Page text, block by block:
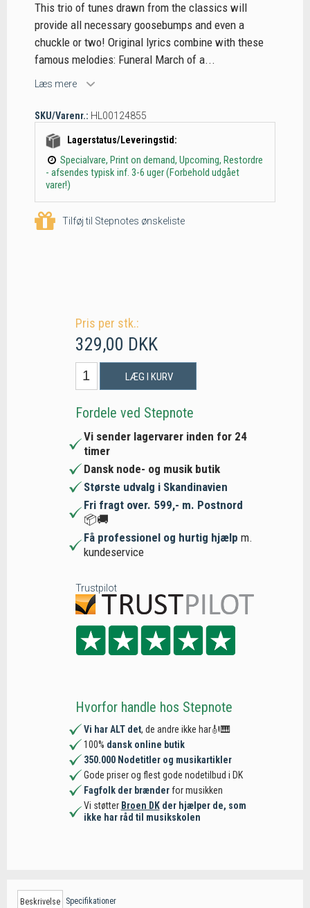
This trio of tunes drawn from the classics will
provide all necessary goosebumps and even a
chuckle or two! Original lyrics combine with these
famous melodies: Funeral March of a...
Læs mere
SKU/Varenr.: HL00124855
Lagerstatus/Leveringstid:
Specialvare, Print on demand, Upcoming, Restordre
- afsendes typisk inf. 3-6 uger (Forbehold udgået
varer!)
Tilføj til Stepnotes ønskeliste
Pris per stk.:
329,00 DKK
LÆG I KURV
Fordele ved Stepnote
Vi sender lagervarer inden for 24
timer
Dansk node- og musik butik
Største udvalg i Skandinavien
Fri fragt over. 599,- m. Postnord
📦🚚
Få professionel og hurtig hjælp m.
kundeservice
Trustpilot
Hvorfor handle hos Stepnote
Vi har ALT det, de andre ikke har🎻🎹
100% dansk online butik
350.000 Nodetitler og musikartikler
Gode priser og flest gode nodetilbud i DK
Fagfolk der brænderfor musikken
Vi støtter Broen DKder hjælper de, som
ikke har råd til musikskolen
Beskrivelse Specifikationer